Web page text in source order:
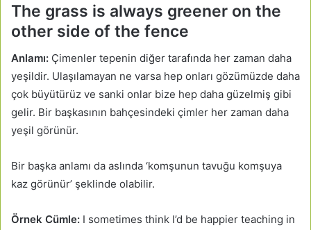
The grass is always greener on the
other side of the fence
Anlamı: Çimenler tepenin diğer tarafında her zaman daha
yeşildir. Ulaşılamayan ne varsa hep onları gözümüzde daha
çok büyütürüz ve sanki onlar bize hep daha güzelmiş gibi
gelir. Bir başkasının bahçesindeki çimler her zaman daha
yeşil görünür.
Bir başka anlamı da aslında ‘komşunun tavuğu komşuya
kaz görünür’ şeklinde olabilir.
Örnek Cümle: I sometimes think I’d be happier teaching in